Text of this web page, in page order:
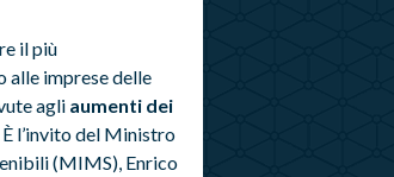
il più
alle imprese delle
agli aumenti dei
l’invito del Ministro
(MIMS), Enrico